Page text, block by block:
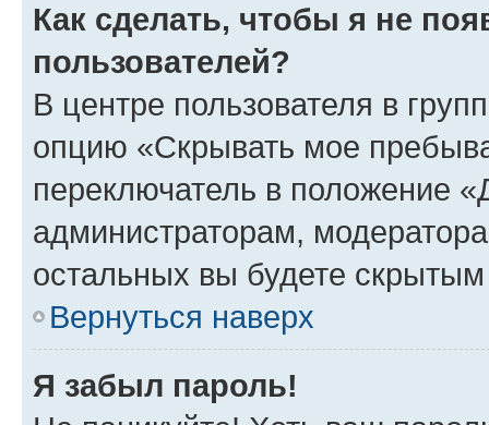
Как сделать, чтобы я не
пользователей?
В центре пользователя в
опцию «Скрывать мое
переключатель в положение
администраторам,
остальных вы будете
Вернуться наверх
Я забыл пароль!